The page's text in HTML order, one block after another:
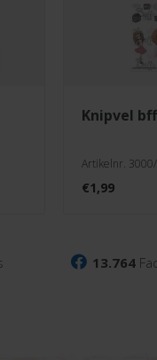
knipvel bff
Artikelnr.
€1,99
13.764